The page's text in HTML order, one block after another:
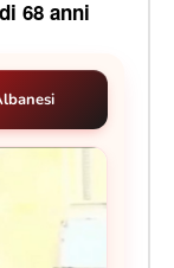
68 anni